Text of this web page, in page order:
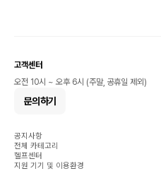
고객센터
오전 10시 ~ 오후 6시 (주말, 공휴일 제외)
문의하기
공지사항
전체 카테고리
헬프센터
지원 기기 및 이용환경